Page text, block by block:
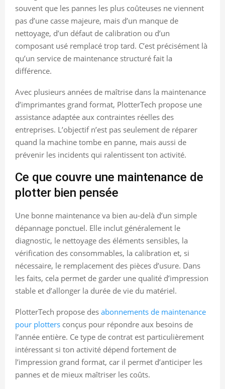
souvent que les pannes les plus coûteuses ne viennent
pas d’une casse majeure, mais d’un manque de
nettoyage, d’un défaut de calibration ou d’un
composant usé remplacé trop tard. C’est précisément là
qu’un service de maintenance structuré fait la
différence.
Avec plusieurs années de maîtrise dans la maintenance
d’imprimantes grand format, PlotterTech propose une
assistance adaptée aux contraintes réelles des
entreprises. L’objectif n’est pas seulement de réparer
quand la machine tombe en panne, mais aussi de
prévenir les incidents qui ralentissent ton activité.
Ce que couvre une maintenance de
plotter bien pensée
Une bonne maintenance va bien au-delà d’un simple
dépannage ponctuel. Elle inclut généralement le
diagnostic, le nettoyage des éléments sensibles, la
vérification des consommables, la calibration et, si
nécessaire, le remplacement des pièces d’usure. Dans
les faits, cela permet de garder une qualité d’impression
stable et d’allonger la durée de vie du matériel.
PlotterTech propose des abonnements de maintenance
pour plotters conçus pour répondre aux besoins de
l’année entière. Ce type de contrat est particulièrement
intéressant si ton activité dépend fortement de
l’impression grand format, car il permet d’anticiper les
pannes et de mieux maîtriser les coûts.